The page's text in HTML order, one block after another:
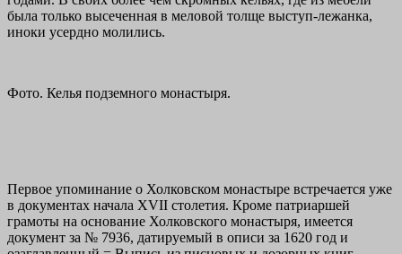
была только высеченная в меловой толще выступ-лежанка,
иноки усердно молились.
Фото. Келья подземного монастыря.
Первое упоминание о Холковском монастыре встречается уже
в документах начала XVII столетия. Кроме патриаршей
грамоты на основание Холковского монастыря, имеется
документ за № 7936, датируемый в описи за 1620 год и